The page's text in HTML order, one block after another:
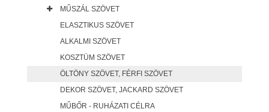
MŰSZÁL SZÖVET
ELASZTIKUS SZÖVET
ALKALMI SZÖVET
KOSZTÜM SZÖVET
ÖLTÖNY SZÖVET, FÉRFI SZÖVET
DEKOR SZÖVET, JACKARD SZÖVET
MŰBŐR - RUHÁZATI CÉLRA